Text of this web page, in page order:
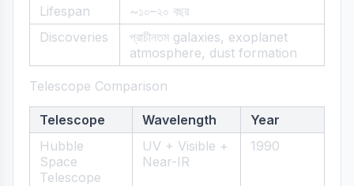
Lifespan
~১০–২০ বছর
Discoveries
প্রাচীনতম galaxies, exoplanet
atmosphere, dust formation
Telescope Comparison
Telescope Wavelength
Year
Hubble
Space
Telescope
UV + Visible +
Near-IR
1990